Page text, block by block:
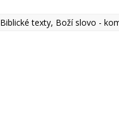
Biblické texty, Boží slovo -